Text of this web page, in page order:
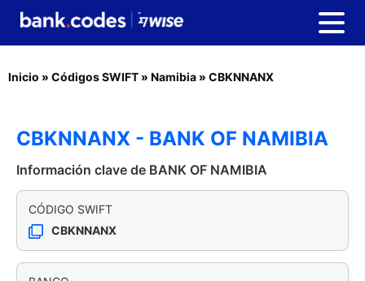
Inicio » Códigos SWIFT » Namibia » CBKNNANX
CBKNNANX - BANK OF NAMIBIA
Información clave de BANK OF NAMIBIA
CÓDIGO SWIFT
CBKNNANX